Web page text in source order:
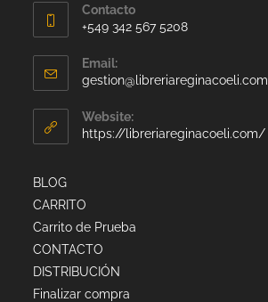
Contacto
+549 342 567 5208
Email:
gestion@libreriareginacoeli.com
Website:
https://libreriareginacoeli.com/
BLOG
CARRITO
Carrito de Prueba
CONTACTO
DISTRIBUCIÓN
Finalizar compra